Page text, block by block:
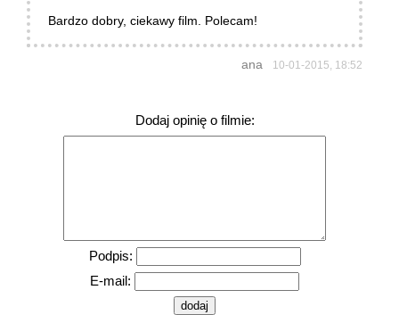
Bardzo dobry, ciekawy film. Polecam!
ana 10-01-2015, 18:52
Dodaj opinię o filmie:
Podpis:
E-mail: